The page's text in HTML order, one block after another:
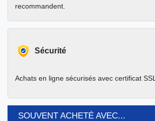
recommandent.
Sécurité
Achats en ligne sécurisés avec certificat SSL.
SOUVENT ACHETÉ AVEC...